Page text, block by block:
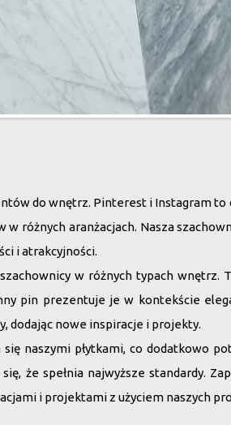
do wnętrz. Pinterest i Instagramto
w różnych aranżacjach. Nasza
i atrakcyjności.
w różnych typach wnętrz.
pin prezentuje je w kontekście
dodając nowe inspiracje i projekty.
naszymi płytkami, co dodatkowo
że spełnia najwyższe standardy.
i projektami z użyciem naszych